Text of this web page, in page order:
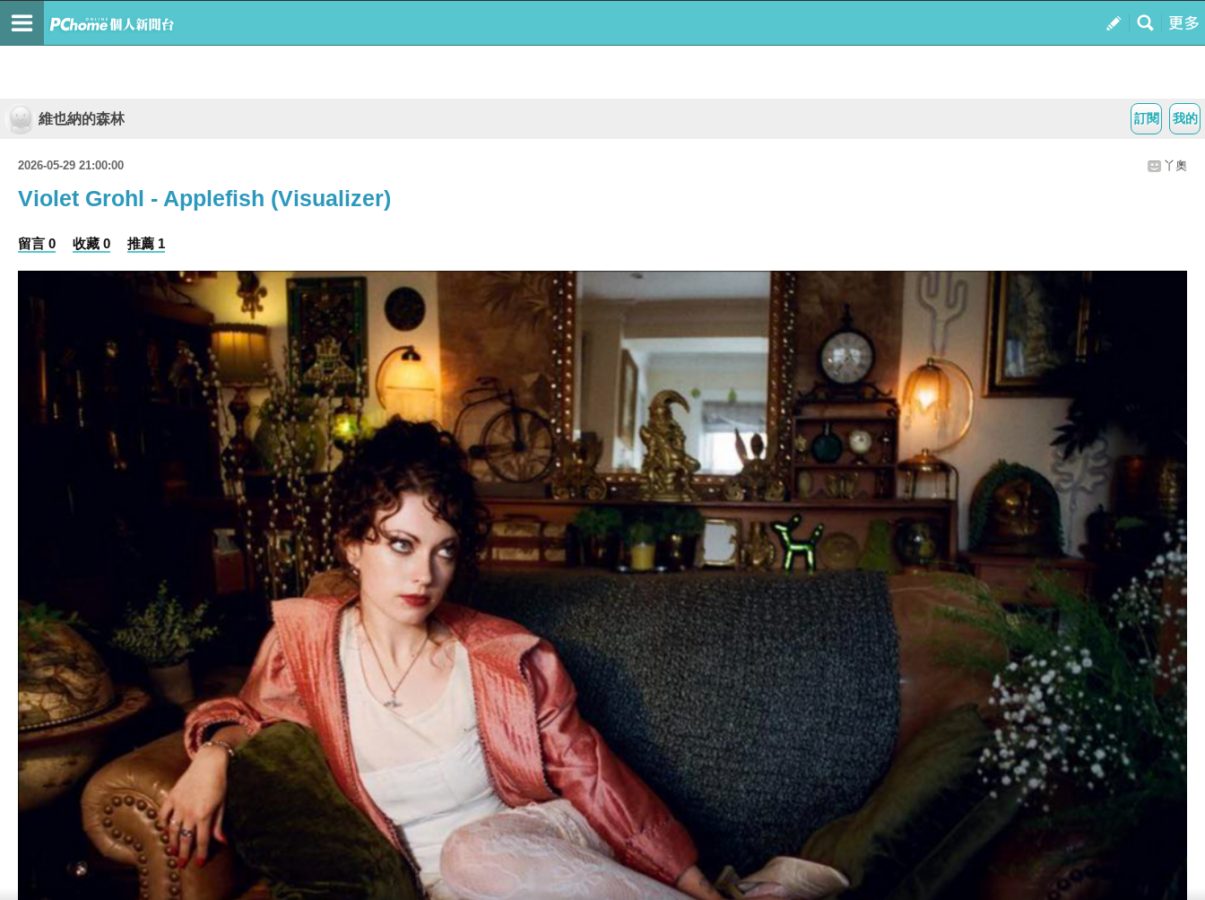
我的
訂閱
維也納的森林
2026-05-29 21:00:00 丫奧
Violet Grohl - Applefish (Visualizer)
留言 0 收藏 0 推薦 1